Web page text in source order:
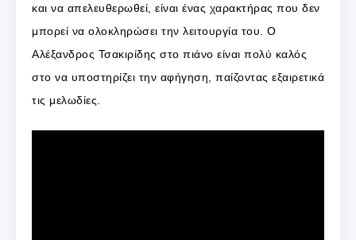
και να απελευθερωθεί, είναι ένας χαρακτήρας που δεν
μπορεί να ολοκληρώσει την λειτουργία του. Ο
Αλέξανδρος Τσακιρίδης στο πιάνο είναι πολύ καλός
στο να υποστηρίζει την αφήγηση, παίζοντας εξαιρετικά
τις μελωδίες.